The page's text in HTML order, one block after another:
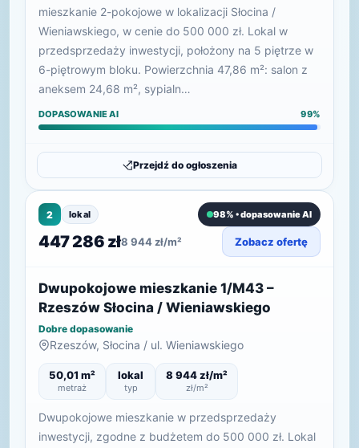
mieszkanie 2-pokojowe w lokalizacji Słocina /
Wieniawskiego, w cenie do 500 000 zł. Lokal w
przedsprzedaży inwestycji, położony na 5 piętrze w
6-piętrowym bloku. Powierzchnia 47,86 m²: salon z
aneksem 24,68 m², sypialn…
DOPASOWANIE AI 99%
Przejdź do ogłoszenia
2 lokal 98% • dopasowanie AI
447 286 zł8 944 zł/m² Zobacz ofertę
Dwupokojowe mieszkanie 1/M43 –
Rzeszów Słocina / Wieniawskiego
Dobre dopasowanie
Rzeszów, Słocina / ul. Wieniawskiego
50,01 m²
metraż
lokal
typ
8 944 zł/m²
zł/m²
Dwupokojowe mieszkanie w przedsprzedaży
inwestycji, zgodne z budżetem do 500 000 zł. Lokal